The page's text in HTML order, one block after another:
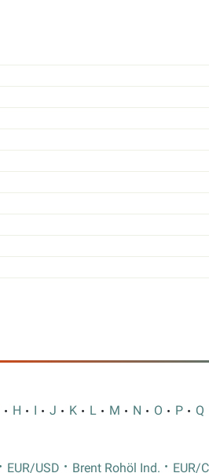
H I J K L M N O P Q
EUR/USD Brent Rohöl Ind. EUR/